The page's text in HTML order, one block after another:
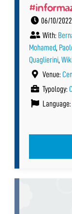
06/10/2022
With:
Mohamed,
Quaglierini,
Venue:
Typology:
Language: